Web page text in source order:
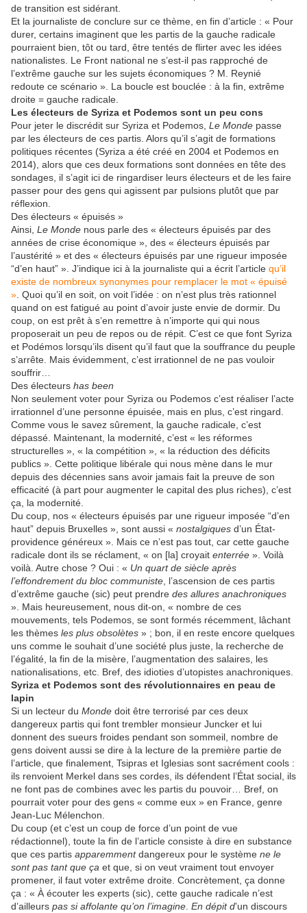
de transition est sidérant.
Et la journaliste de conclure sur ce thème, en fin d’article : « Pour
durer, certains imaginent que les partis de la gauche radicale
pourraient bien, tôt ou tard, être tentés de flirter avec les idées
nationalistes. Le Front national ne s’est-il pas rapproché de
l’extrême gauche sur les sujets économiques ? M. Reynié
redoute ce scénario ». La boucle est bouclée : à la fin, extrême
droite = gauche radicale.
Les électeurs de Syriza et Podemos sont un peu cons
Pour jeter le discrédit sur Syriza et Podemos, Le Monde passe
par les électeurs de ces partis. Alors qu’il s’agit de formations
politiques récentes (Syriza a été créé en 2004 et Podemos en
2014), alors que ces deux formations sont données en tête des
sondages, il s’agit ici de ringardiser leurs électeurs et de les faire
passer pour des gens qui agissent par pulsions plutôt que par
réflexion.
Des électeurs « épuisés »
Ainsi, Le Monde nous parle des « électeurs épuisés par des
années de crise économique », des « électeurs épuisés par
l’austérité » et des « électeurs épuisés par une rigueur imposée
“d’en haut” ». J’indique ici à la journaliste qui a écrit l’article qu’il
existe de nombreux synonymes pour remplacer le mot « épuisé
» . Quoi qu’il en soit, on voit l’idée : on n’est plus très rationnel
quand on est fatigué au point d’avoir juste envie de dormir. Du
coup, on est prêt à s’en remettre à n’importe qui qui nous
proposerait un peu de repos ou de répit. C’est ce que font Syriza
et Podémos lorsqu’ils disent qu’il faut que la souffrance du peuple
s’arrête. Mais évidemment, c’est irrationnel de ne pas vouloir
souffrir…
Des électeurs has been
Non seulement voter pour Syriza ou Podemos c’est réaliser l’acte
irrationnel d’une personne épuisée, mais en plus, c’est ringard.
Comme vous le savez sûrement, la gauche radicale, c’est
dépassé. Maintenant, la modernité, c’est « les réformes
structurelles », « la compétition », « la réduction des déficits
publics ». Cette politique libérale qui nous mène dans le mur
depuis des décennies sans avoir jamais fait la preuve de son
efficacité (à part pour augmenter le capital des plus riches), c’est
ça, la modernité.
Du coup, nos « électeurs épuisés par une rigueur imposée “d’en
haut” depuis Bruxelles », sont aussi « nostalgiques d’un État-
providence généreux ». Mais ce n’est pas tout, car cette gauche
radicale dont ils se réclament, « on [la] croyait enterrée ». Voilà
voilà. Autre chose ? Oui : « Un quart de siècle après
l’effondrement du bloc communiste , l’ascension de ces partis
d’extrême gauche (sic) peut prendre des allures anachroniques
». Mais heureusement, nous dit-on, « nombre de ces
mouvements, tels Podemos, se sont formés récemment, lâchant
les thèmes les plus obsolètes » ; bon, il en reste encore quelques
uns comme le souhait d’une société plus juste, la recherche de
l’égalité, la fin de la misère, l’augmentation des salaires, les
nationalisations, etc. Bref, des idioties d’utopistes anachroniques.
Syriza et Podemos sont des révolutionnaires en peau de
lapin
Si un lecteur du Monde doit être terrorisé par ces deux
dangereux partis qui font trembler monsieur Juncker et lui
donnent des sueurs froides pendant son sommeil, nombre de
gens doivent aussi se dire à la lecture de la première partie de
l’article, que finalement, Tsipras et Iglesias sont sacrément cools :
ils renvoient Merkel dans ses cordes, ils défendent l’État social, ils
ne font pas de combines avec les partis du pouvoir… Bref, on
pourrait voter pour des gens « comme eux » en France, genre
Jean-Luc Mélenchon.
Du coup (et c’est un coup de force d’un point de vue
rédactionnel), toute la fin de l’article consiste à dire en substance
que ces partis apparemmentdangereux pour le système ne le
sont pas tant que ça et que, si on veut vraiment tout envoyer
promener, il faut voter extrême droite. Concrètement, ça donne
ça : « À écouter les experts (sic), cette gauche radicale n’est
d’ailleurs pas si affolante qu’on l’imagine En dépit d’un discours